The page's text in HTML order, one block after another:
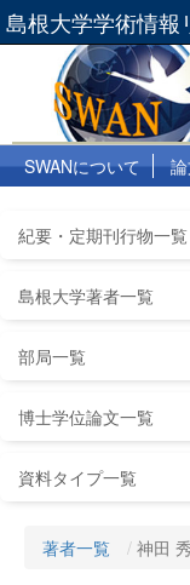
島根大学学術情報
SWANについて
紀要・定期刊行物一覧
島根大学著者一覧
部局一覧
博士学位論文一覧
資料タイプ一覧
著者一覧 神田